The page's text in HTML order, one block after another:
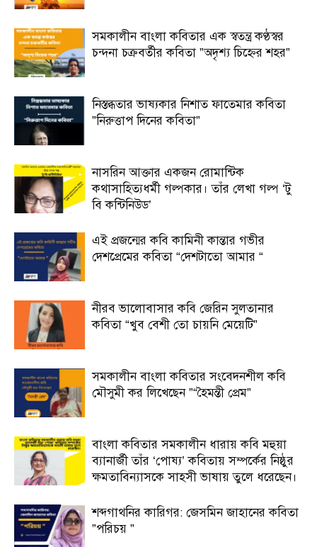
সমকালীন বাংলা কবিতার এক স্বতন্ত্র কণ্ঠস্বর
চন্দনা চক্রবর্তীর কবিতা ”অদৃশ্য চিহ্নের শহর”
নিস্তব্ধতার ভাষ্যকার নিশাত ফাতেমার কবিতা
”নিরুত্তাপ দিনের কবিতা”
নাসরিন আক্তার একজন রোমান্টিক
কথাসাহিত্যধর্মী গল্পকার। তাঁর লেখা গল্প ‘টু
বি কন্টিনিউড’
এই প্রজন্মের কবি কামিনী কান্তার গভীর
দেশপ্রেমের কবিতা “দেশটাতো আমার “
নীরব ভালোবাসার কবি জেরিন সুলতানার
কবিতা “খুব বেশী তো চায়নি মেয়েটি”
সমকালীন বাংলা কবিতার সংবেদনশীল কবি
মৌসুমী কর লিখেছেন ”“হৈমন্তী প্রেম”
বাংলা কবিতার সমকালীন ধারায় কবি মহুয়া
ব্যানার্জী তাঁর ‘পোষ্য’ কবিতায় সম্পর্কের নিষ্ঠুর
ক্ষমতাবিন্যাসকে সাহসী ভাষায় তুলে ধরেছেন।
শব্দগাথনির কারিগর: জেসমিন জাহানের কবিতা
”পরিচয় ”